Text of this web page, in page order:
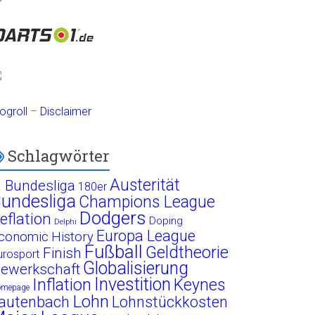
– Disclaimer
Schlagwörter
Bundesliga 180er Austerität
Champions League
Delphi Dodgers Doping
History Europa League
Finish Fußball Geldtheorie
Globalisierung
Inflation Investition Keynes
Lohn Lohnstückkosten